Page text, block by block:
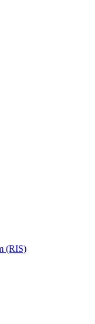
(RIS)